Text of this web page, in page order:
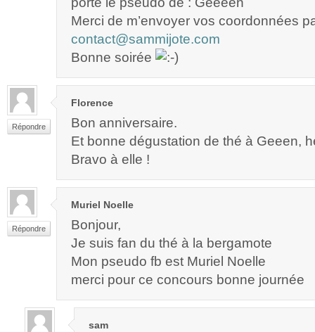
Merci de m’envoyer vos coordonnées
contact@sammijote.com
Bonne soirée
Répondre
Florence
Bon anniversaire.
Et bonne dégustation de thé à Geeen,
Bravo à elle !
Répondre
Muriel Noelle
Bonjour,
Je suis fan du thé à la bergamote
Mon pseudo fb est Muriel Noelle
merci pour ce concours bonne journée
sam